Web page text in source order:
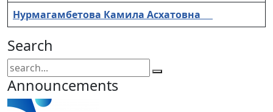
Нурмагамбетова Камила Асхатовна
Search
Announcements